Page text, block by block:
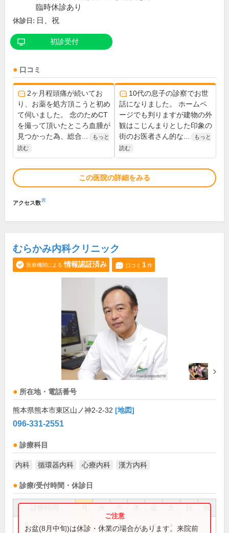
臨時休診あり
休診日: 日、祝
初診受付
口コミ
2ヶ月程頭痛が続いてお
り、お薬を処方頂こうと初め
て伺いました。 念のためCT
を撮って頂いたところ血腫が
見つかった為、総合...
もっと
読む
10代の息子の診察でお世
話になりました。 ホームペ
ージでも判りますが建物の外
観はこじんまりとした印象の
街のお医者さん的な...
もっと
読む
この医院の詳細をみる
アクセス数※
むらかみ内科クリニック
医療機関による 情報認証済み 口コミ 1件
所在地・電話番号
熊本県熊本市東区山ノ神2-2-32 [地図]
096-331-2551
診療科目
内科 循環器内科 心療内科 漢方内科
診療/受付時間・休診日
祝
8:30～12:00 ● ● ● ● ●
お盆(8月中旬)は休診・休業の場合があります。来院前